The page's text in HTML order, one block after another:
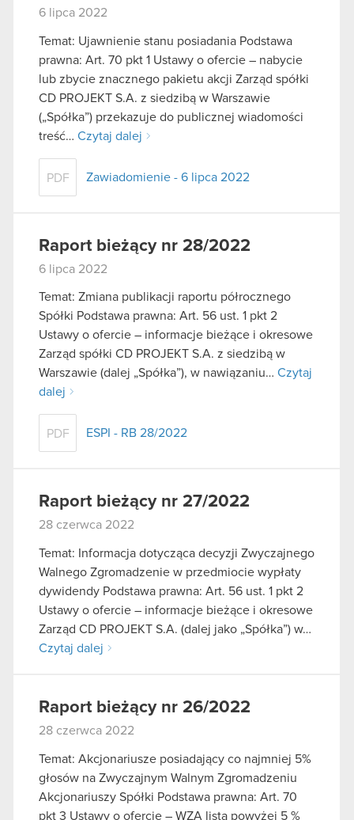
6 lipca 2022
Temat: Ujawnienie stanu posiadania Podstawa
prawna: Art. 70 pkt 1 Ustawy o ofercie – nabycie
lub zbycie znacznego pakietu akcji Zarząd spółki
CD PROJEKT S.A. z siedzibą w Warszawie
(„Spółka”) przekazuje do publicznej wiadomości
treść… Czytaj dalej
PDF Zawiadomienie - 6 lipca 2022
Raport bieżący nr 28/2022
6 lipca 2022
Temat: Zmiana publikacji raportu półrocznego
Spółki Podstawa prawna: Art. 56 ust. 1 pkt 2
Ustawy o ofercie – informacje bieżące i okresowe
Zarząd spółki CD PROJEKT S.A. z siedzibą w
Warszawie (dalej „Spółka”), w nawiązaniu… Czytaj
dalej
PDF ESPI - RB 28/2022
Raport bieżący nr 27/2022
28 czerwca 2022
Temat: Informacja dotycząca decyzji Zwyczajnego
Walnego Zgromadzenie w przedmiocie wypłaty
dywidendy Podstawa prawna: Art. 56 ust. 1 pkt 2
Ustawy o ofercie – informacje bieżące i okresowe
Zarząd CD PROJEKT S.A. (dalej jako „Spółka”) w…
Czytaj dalej
Raport bieżący nr 26/2022
28 czerwca 2022
Temat: Akcjonariusze posiadający co najmniej 5%
głosów na Zwyczajnym Walnym Zgromadzeniu
Akcjonariuszy Spółki Podstawa prawna: Art. 70
pkt 3 Ustawy o ofercie – WZA lista powyżej 5 %